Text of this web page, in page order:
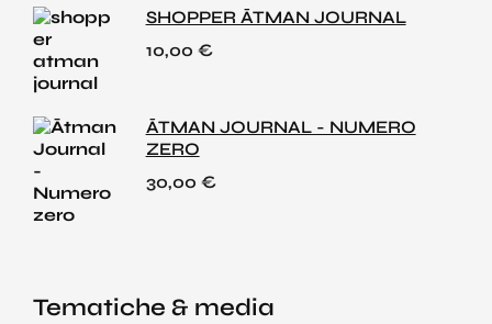
SHOPPER ĀTMAN JOURNAL
10,00 €
ĀTMAN JOURNAL - NUMERO
ZERO
30,00 €
Tematiche & media